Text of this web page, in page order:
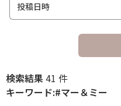
投稿日時
検索結果41 件
キーワード:#マー＆ミー